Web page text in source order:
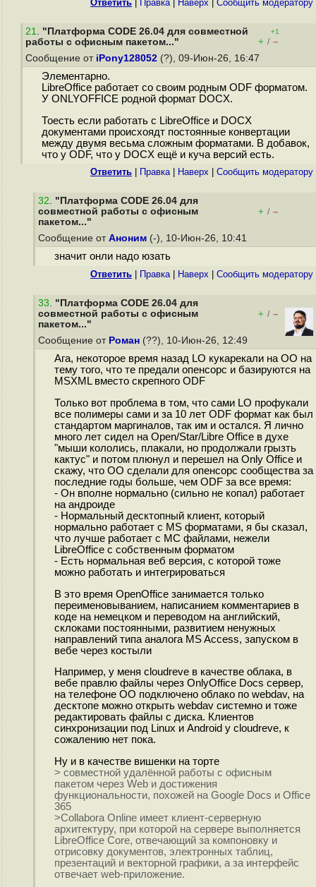
Ответить Правка| Наверх Cообщить модератору
21. "Платформа CODE 26.04 для совместной
работы с офисным пакетом..."
+1
+ / –
Сообщение от iPony128052 (?), 09-Июн-26, 16:47
Элементарно.
LibreOffice работает со своим родным ODF форматом.
У ONLYOFFICE родной формат DOCX.
Тоесть если работать с LibreOffice и DOCX
документами происхоядт постоянные конвертации
между двумя весьма сложным форматами. В добавок,
что у ODF, что у DOCX ещё и куча версий есть.
Ответить Правка| Наверх Cообщить модератору
32. "Платформа CODE 26.04 для
совместной работы с офисным
пакетом..."
+ / –
Сообщение от Аноним (-), 10-Июн-26, 10:41
значит онли надо юзать
Ответить Правка| Наверх Cообщить модератору
33. "Платформа CODE 26.04 для
совместной работы с офисным
пакетом..."
+ / –
Сообщение от Роман (??), 10-Июн-26, 12:49
Ага, некоторое время назад LO кукарекали на OO на
тему того, что те предали опенсорс и базируются на
MSXML вместо скрепного ODF
Только вот проблема в том, что сами LO профукали
все полимеры сами и за 10 лет ODF формат как был
стандартом маргиналов, так им и остался. Я лично
много лет сидел на Open/Star/Libre Office в духе
"мыши кололись, плакали, но продолжали грызть
кактус" и потом плюнул и перешел на Only Office и
скажу, что OO сделали для опенсорс сообщества за
последние годы больше, чем ODF за все время:
- Он вполне нормально (сильно не копал) работает
на андроиде
- Нормальный десктопный клиент, который
нормально работает с MS форматами, я бы сказал,
что лучше работает с МС файлами, нежели
LibreOffice с собственным форматом
- Есть нормальная веб версия, с которой тоже
можно работать и интегрироваться
В это время OpenOffice занимается только
переименовыванием, написанием комментариев в
коде на немецком и переводом на английский,
склоками постоянными, развитием ненужных
направлений типа аналога MS Access, запуском в
вебе через костыли
Например, у меня cloudreve в качестве облака, в
вебе правлю файлы через OnlyOffice Docs сервер,
на телефоне OO подключено облако по webdav, на
десктопе можно открыть webdav системно и тоже
редактировать файлы с диска. Клиентов
синхронизации под Linux и Android у cloudreve, к
сожалению нет пока.
Ну и в качестве вишенки на торте
> совместной удалённой работы с офисным
пакетом через Web и достижения
функциональности, похожей на Google Docs и Office
365
>Collabora Online имеет клиент-серверную
архитектуру, при которой на сервере выполняется
LibreOffice Core, отвечающий за компоновку и
отрисовку документов, электронных таблиц,
презентаций и векторной графики, а за интерфейс
отвечает web-приложение.